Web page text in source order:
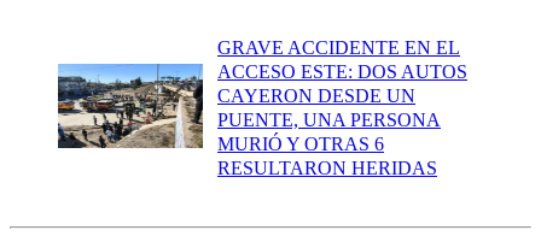
GRAVE ACCIDENTE EN EL
ACCESO ESTE: DOS AUTOS
CAYERON DESDE UN
PUENTE, UNA PERSONA
MURIÓ Y OTRAS 6
RESULTARON HERIDAS